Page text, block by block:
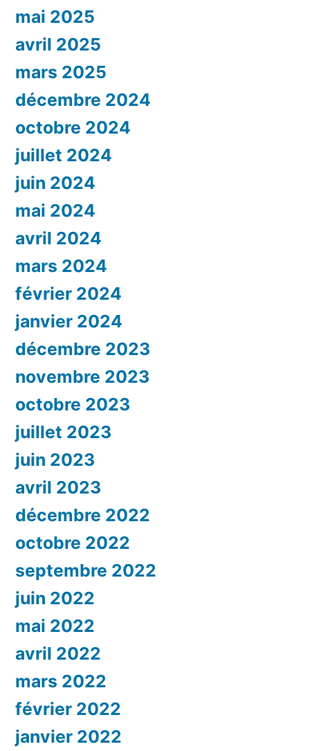
mai 2025
avril 2025
mars 2025
décembre 2024
octobre 2024
juillet 2024
juin 2024
mai 2024
avril 2024
mars 2024
février 2024
janvier 2024
décembre 2023
novembre 2023
octobre 2023
juillet 2023
juin 2023
avril 2023
décembre 2022
octobre 2022
septembre 2022
juin 2022
mai 2022
avril 2022
mars 2022
février 2022
janvier 2022